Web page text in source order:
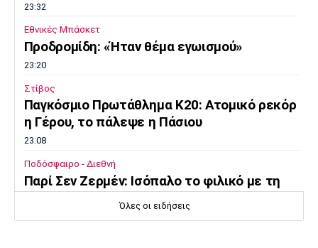
23:32
Εθνικές Μπάσκετ
Προδρομίδη: «Ήταν θέμα εγωισμού»
23:20
Στίβος
Παγκόσμιο Πρωτάθλημα Κ20: Ατομικό ρεκόρ
η Γέρου, το πάλεψε η Πάσιου
23:08
Ποδόσφαιρο - Διεθνή
Παρί Σεν Ζερμέν: Ισόπαλο το φιλικό με τη
Μάντσεστερ Γιουνάιτεντ
Όλες οι ειδήσεις